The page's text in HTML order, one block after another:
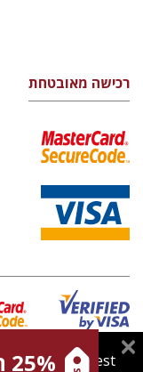
רכישה מאובטחת
מדיניות Cookies
you the best25% הנחה ברכישה ראשונה